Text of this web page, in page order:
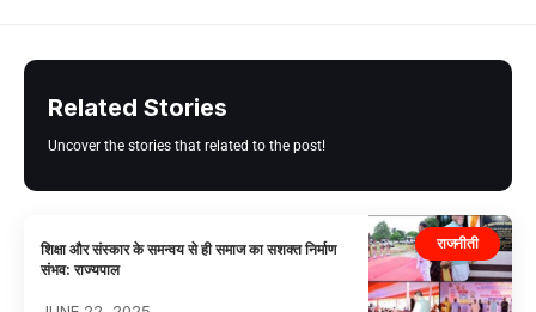
Related Stories
Uncover the stories that related to the post!
राजनीती
शिक्षा और संस्कार के समन्वय से ही समाज का सशक्त निर्माण
संभव: राज्यपाल